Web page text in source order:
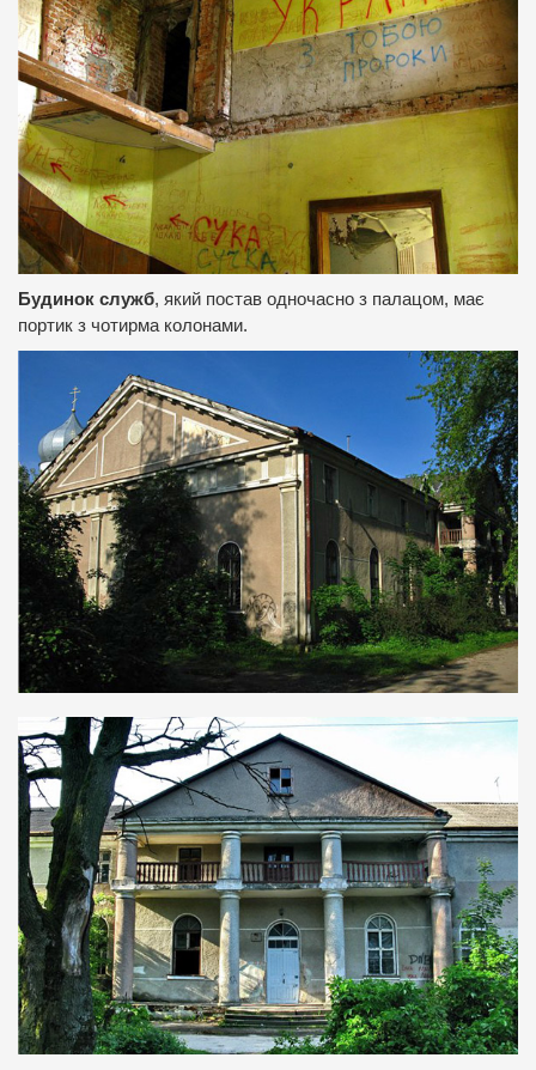
Будинок служб, який постав одночасно з палацом, має
портик з чотирма колонами.